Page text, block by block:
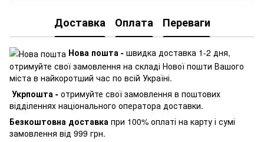
Доставка Оплата Переваги
Нова пошта - швидка доставка 1-2 дня,
отримуйте свої замовлення на складі Нової пошти Вашого
міста в найкоротший час по всій Україні.
Укрпошта - отримуйте свої замовлення в поштових
відділеннях національного оператора доставки.
Безкоштовна доставка при 100% оплаті на карту і сумі
замовлення від 999 грн.